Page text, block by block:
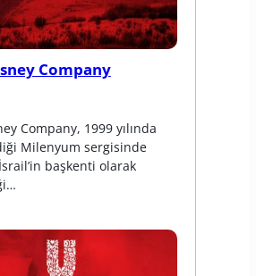
Company
Company, 1999 yılında
Milenyum sergisinde
başkenti olarak